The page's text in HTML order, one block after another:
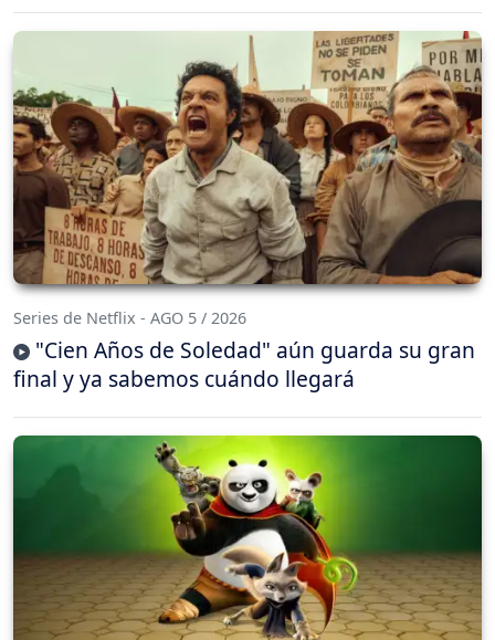
Series de Netflix - AGO 5 / 2026
"Cien Años de Soledad" aún guarda su gran
final y ya sabemos cuándo llegará